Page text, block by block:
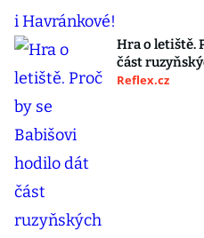
Hra o letiště.
část
Reflex.cz